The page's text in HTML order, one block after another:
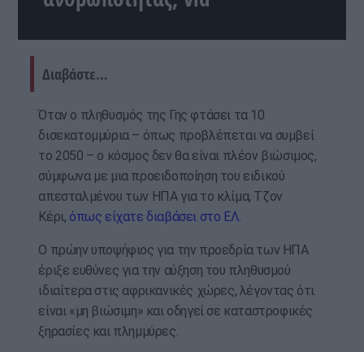
Διαβάστε…
Όταν ο πληθυσμός της Γης φτάσει τα 10
δισεκατομμύρια – όπως προβλέπεται να συμβεί
το 2050 – ο κόσμος δεν θα είναι πλέον βιώσιμος,
σύμφωνα με μια προειδοποίηση του ειδικού
απεσταλμένου των ΗΠΑ για το κλίμα, Τζον
Κέρι, όπως είχατε διαβάσει στο ΕΛ.
Ο πρώην υποψήφιος για την προεδρία των ΗΠΑ
έριξε ευθύνες για την αύξηση του πληθυσμού
ιδιαίτερα στις αφρικανικές χώρες, λέγοντας ότι
είναι «μη βιώσιμη» και οδηγεί σε καταστροφικές
ξηρασίες και πλημμύρες.